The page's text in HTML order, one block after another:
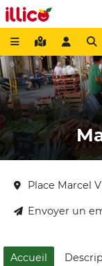
Place Marcel
Envoyer un
Accueil